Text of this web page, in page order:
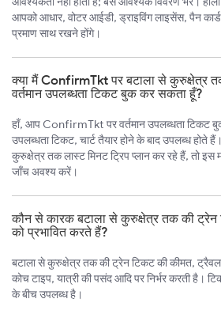
आपको आधार, वोटर आईडी, ड्राइविंग लाइसेंस, पैन
प्रमाण साथ रखने होंगे।
क्या मैं ConfirmTkt पर बटाला से कुरुक्षेत्र
वर्तमान उपलब्धता टिकट बुक कर सकता हूँ?
हाँ, आप ConfirmTkt पर वर्तमान उपलब्धता टिकट
उपलब्धता टिकट, चार्ट तैयार होने के बाद उपलब्ध होते
कुरुक्षेत्र तक लास्ट मिनट ट्रिप प्लान कर रहे हैं, तो इस
जाँच अवश्य करें।
कौन से कारक बटाला से कुरुक्षेत्र तक की ट्रेन
को प्रभावित करते हैं?
बटाला से कुरुक्षेत्र तक की ट्रेन टिकट की कीमत,
कोच टाइप, यात्री की पसंद आदि पर निर्भर करती
के बीच उपलब्ध है।